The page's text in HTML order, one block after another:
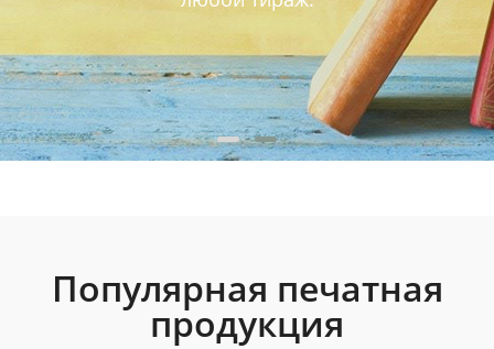
Популярная печатная
продукция